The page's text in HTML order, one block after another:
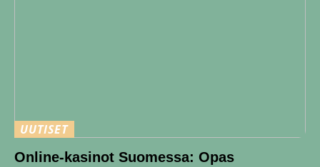
UUTISET
Online-kasinot Suomessa: Opas